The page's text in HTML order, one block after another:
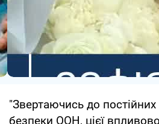
"Звертаючись до постійних
безпеки ООН, цієї